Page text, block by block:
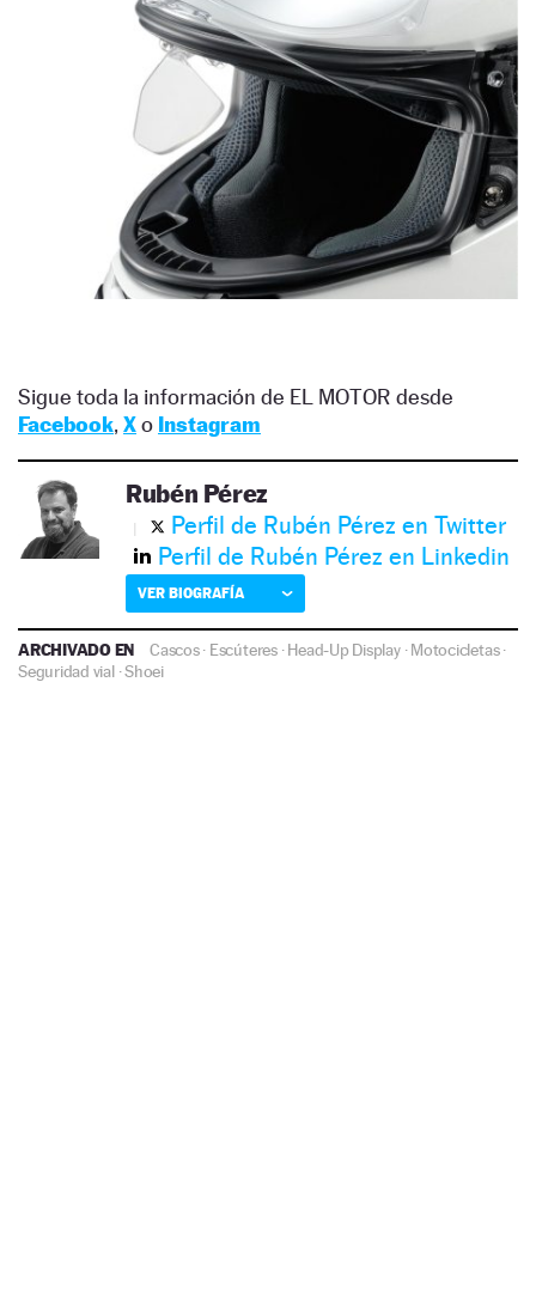
Sigue toda la información de EL MOTOR desde
Facebook, Xo Instagram
Rubén Pérez
Perfil de Rubén Pérez en Twitter
Perfil de Rubén Pérez en Linkedin
VER BIOGRAFÍA
ARCHIVADO EN Cascos· Escúteres·Head-Up Display·Motocicletas·
Seguridad vial·Shoei